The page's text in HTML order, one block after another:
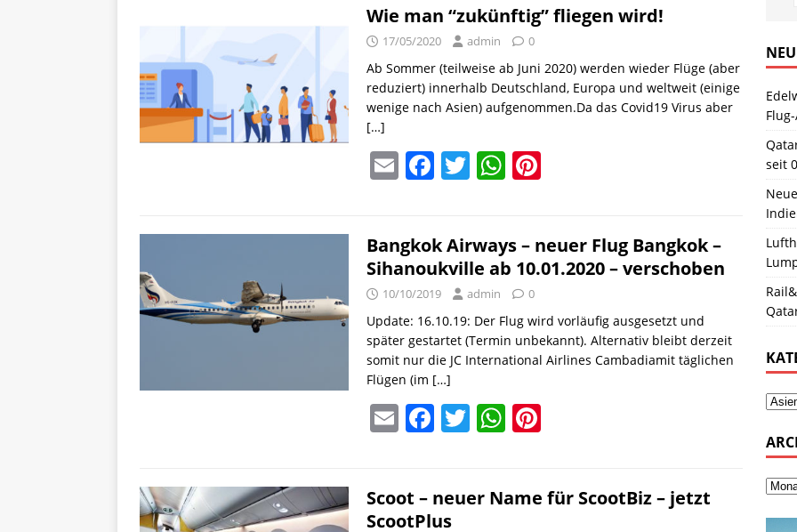
l e
b
o
o
er s
A
p
p
e
Wie man “zukünftig” fliegen wird!
17/05/2020 admin 0
Ab Sommer (teilweise ab Juni 2020) werden wieder Flüge (aber
reduziert) innerhalb Deutschland, Europa und weltweit (einige
wenige nach Asien) aufgenommen.Da das Covid19 Virus aber
[…]
E
l
F
e
b
o
o
k
T
er
W
s
A
p
p
e
st
Bangkok Airways – neuer Flug Bangkok –
Sihanoukville ab 10.01.2020 – verschoben
10/10/2019 admin 0
Update: 16.10.19: Der Flug wird vorläufig ausgesetzt und
später gestartet (Termin unbekannt). Alternativ bleibt derzeit
somit nur die JC International Airlines Cambadiamit täglichen
Flügen (im […]
E
l
F
e
T
er
W
s e
Scoot – neuer Name für ScootBiz – jetzt
ScootPlus
seit